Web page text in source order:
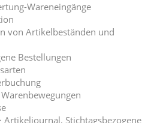
Wareneingänge
von Artikelbeständen und
Bestellungen
Artikeljournal, Stichtagsbezogene